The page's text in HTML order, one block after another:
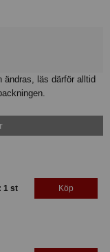
ändras, läs därför alltid
1 st Köp